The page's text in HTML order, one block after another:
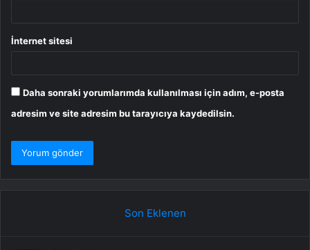
İnternet sitesi
Daha sonraki yorumlarımda kullanılması için adım, e-posta
adresim ve site adresim bu tarayıcıya kaydedilsin.
Son Eklenen